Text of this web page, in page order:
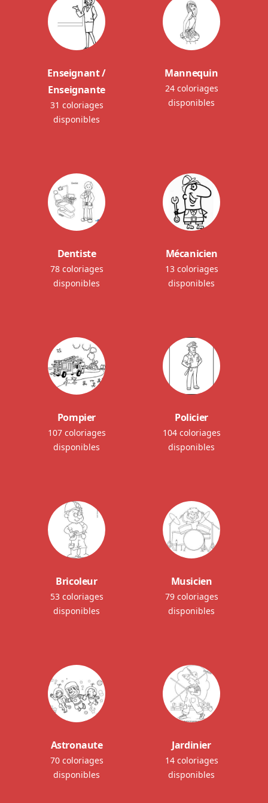
Enseignant /
Enseignante
31 coloriages
disponibles
Mannequin
24 coloriages
disponibles
Dentiste
78 coloriages
disponibles
Mécanicien
13 coloriages
disponibles
Pompier
107 coloriages
disponibles
Policier
104 coloriages
disponibles
Bricoleur
53 coloriages
disponibles
Musicien
79 coloriages
disponibles
Astronaute
70 coloriages
disponibles
Jardinier
14 coloriages
disponibles